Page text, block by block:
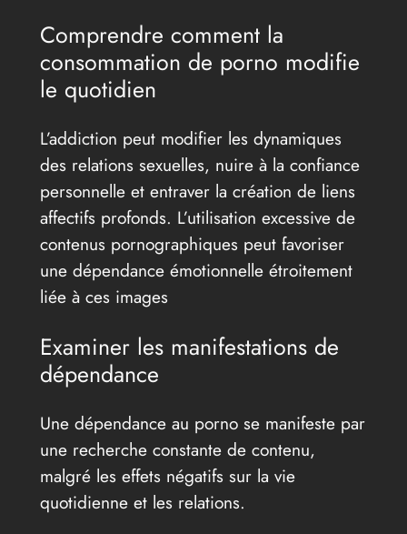
Comprendre comment la
consommation de porno modifie
le quotidien
L’addiction peut modifier les dynamiques
des relations sexuelles, nuire à la confiance
personnelle et entraver la création de liens
affectifs profonds. L’utilisation excessive de
contenus pornographiques peut favoriser
une dépendance émotionnelle étroitement
liée à ces images
Examiner les manifestations de
dépendance
Une dépendance au porno se manifeste par
une recherche constante de contenu,
malgré les effets négatifs sur la vie
quotidienne et les relations.